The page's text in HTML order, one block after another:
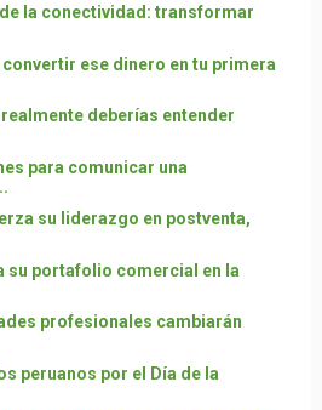
la conectividad: transformar
convertir ese dinero en tu primera
deberías entender
para comunicar una
su liderazgo en postventa,
su portafolio comercial en la
profesionales cambiarán
peruanos por el Día de la